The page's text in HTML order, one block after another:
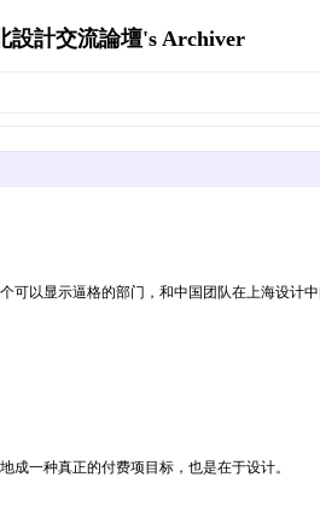
設計交流論壇's Archiver
以显示逼格的部门，和中国团队在上海设计
一种真正的付费项目标，也是在于设计。